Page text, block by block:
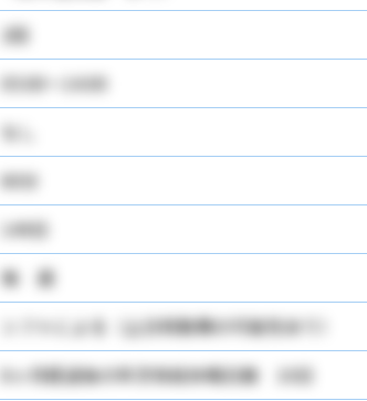
2回
05:00～14:00
なし
60分
149日
毎 週
シフトによる（土日祝勤務の可能性あり）
6ヶ月経過後の年次有給休暇日数 10日